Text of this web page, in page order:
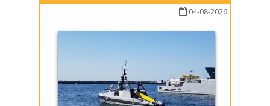
04-08-2026